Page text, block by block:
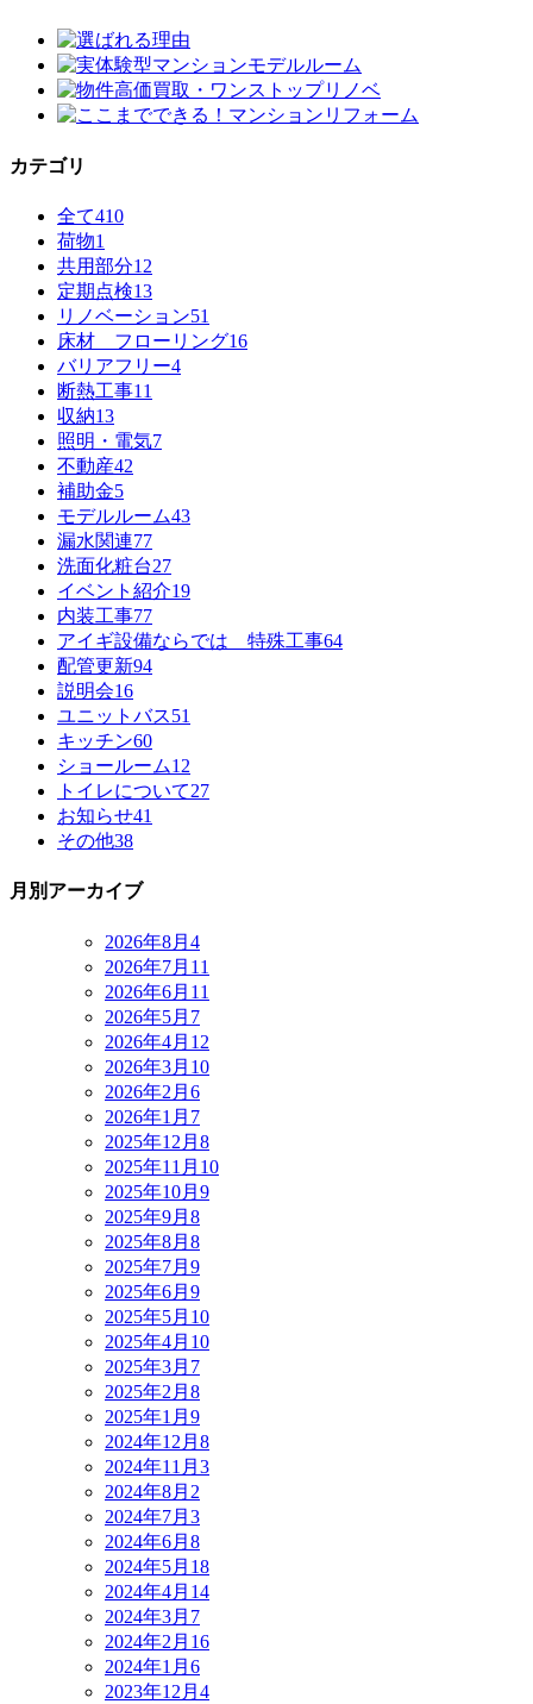
カテゴリ
全て410
荷物1
共用部分12
定期点検13
リノベーション51
床材 フローリング16
バリアフリー4
断熱工事11
収納13
照明・電気7
不動産42
補助金5
モデルルーム43
漏水関連77
洗面化粧台27
イベント紹介19
内装工事77
アイギ設備ならでは 特殊工事64
配管更新94
説明会16
ユニットバス51
キッチン60
ショールーム12
トイレについて27
お知らせ41
その他38
月別アーカイブ
2026年8月 4
2026年7月 11
2026年6月 11
2026年5月 7
2026年4月 12
2026年3月 10
2026年2月 6
2026年1月 7
2025年12月 8
2025年11月 10
2025年10月 9
2025年9月 8
2025年8月 8
2025年7月 9
2025年6月 9
2025年5月 10
2025年4月 10
2025年3月 7
2025年2月 8
2025年1月 9
2024年12月 8
2024年11月 3
2024年8月 2
2024年7月 3
2024年6月 8
2024年5月 18
2024年4月 14
2024年3月 7
2024年2月 16
2024年1月 6
2023年12月 4